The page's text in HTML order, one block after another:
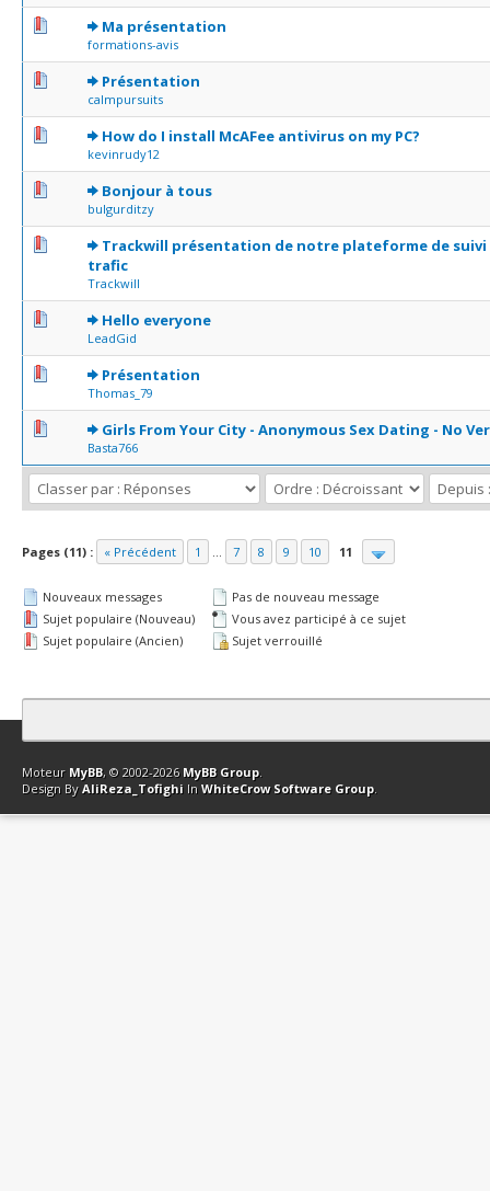
Ma présentation
formations-avis
0 Votes - 0 sur 5 en moyenne
12345
Présentation
calmpursuits
0 Votes - 0 sur 5 en moyenne
1234
How do I install McAFee antivirus on my PC?
kevinrudy12
0 Votes - 0 sur 5 en moyenne
12345
Bonjour à tous
bulgurditzy
0 Votes - 0 sur 5 en moyenne
12345
Trackwill présentation de notre plateforme de suivi
trafic
Trackwill
0 Votes - 0 sur 5 en moyenne
12345
Hello everyone
LeadGid
0 Votes - 0 sur 5 en moyenne
12345
Présentation
Thomas_79
0 Votes - 0 sur 5 en moyenne
1234
Girls From Your City - Anonymous Sex Dating - No
Basta766
0 Votes - 0 sur 5 en moyenne
1 2345
Pages (11) : « Précédent 1 ... 7 8 9 10 11
Nouveaux messages
Sujet populaire (Nouveau)
Sujet populaire (Ancien)
Pas de nouveau message
Vous avez participé à ce sujet
Sujet verrouillé
Contact Club Affiliation Retourner en haut Version bas-débit
Moteur MyBB, © 2002-2026 MyBB Group.
Design By AliReza_Tofighi In WhiteCrow Software Group.